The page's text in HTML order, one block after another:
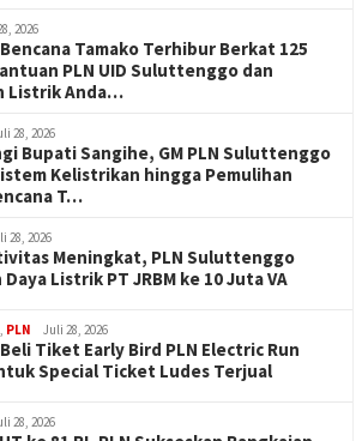
2026
Tamako Terhibur Berkat 125
PLN UID Suluttenggo dan
Listrik Anda…
28, 2026
Bupati Sangihe, GM PLN Suluttenggo
Kelistrikan hingga Pemulihan
T…
28, 2026
Meningkat, PLN Suluttenggo
Daya Listrik PT JRBM ke 10 Juta VA
PLN Juli 28, 2026
Tiket Early Bird PLN Electric Run
Special Ticket Ludes Terjual
28, 2026